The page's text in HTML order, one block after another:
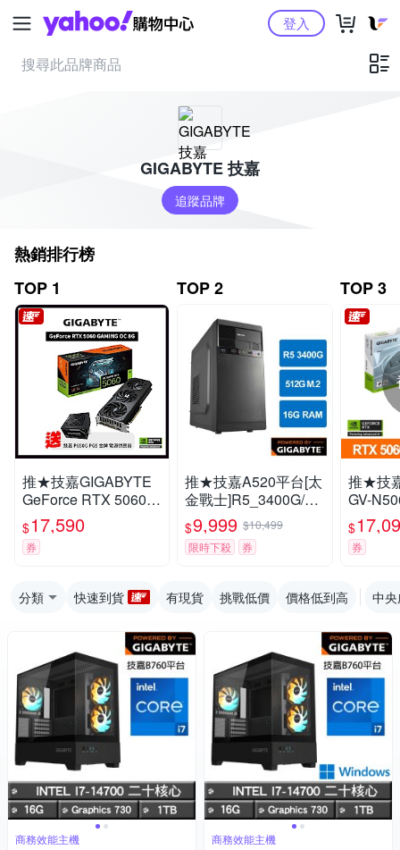
Yahoo購物中心登入
GIGABYTE 技嘉
追蹤品牌
熱銷排行榜
TOP 1
推★技嘉GIGABYTE
GeForce RTX 5060 G
AMING OC 8G 顯示
卡 RTX5060(下單再
折)
$17,590
券
TOP 2
推★技嘉A520平台[太
金戰士]R5_3400G/16
G/512G_M2
$9,999 $10,499
限時下殺
券
TOP 3
推★技
GV-
ICE-
5060
$
券
分類 快速到貨 有現貨 挑戰低價 價格低到高 中
商務效能主機 商務效能主機